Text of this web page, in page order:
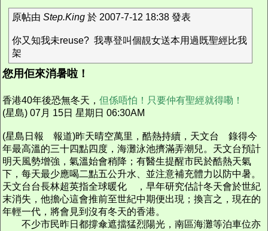
原帖由 Step.King 於 2007-7-12 18:38 發表
你又知我未reuse? 我專登叫個靚女送本用過既聖經比我
架
您用佢來消暑啦！
香港40年後恐無冬天， 但係唔怕！只要仲有聖經就得嘞！
(星島) 07月 15日 星期日 06:30AM
(星島日報 報道)昨天晴空萬里，酷熱持續，天文台 錄得今
年最高溫的三十四點四度，海灘泳池擠滿弄潮兒。天文台預計
明天風勢增強，氣溫始會稍降；有醫生提醒市民於酷熱天氣
下，每天最少應喝二點五公升水、並注意補充體力以防中暑。
天文台台長林超英指全球暖化 ，早年研究估計冬天會於世紀
末消失，他擔心這會推前至世紀中期便出現；換言之，現在的
年輕一代，將會見到沒有冬天的香港。
不少市民昨日都撐傘遮擋猛烈陽光，南區海灘等泊車位亦